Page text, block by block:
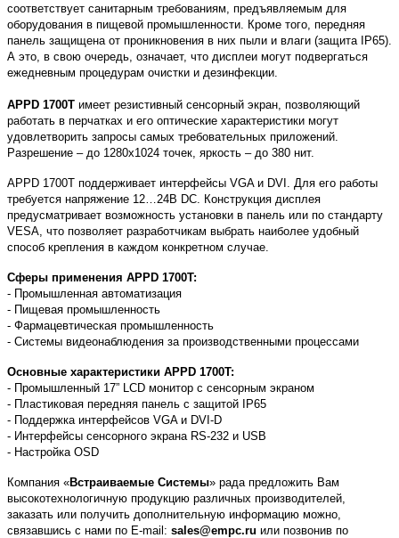
соответствует санитарным требованиям, предъявляемым для
оборудования в пищевой промышленности. Кроме того, передняя
панель защищена от проникновения в них пыли и влаги (защита IP65).
А это, в свою очередь, означает, что дисплеи могут подвергаться
ежедневным процедурам очистки и дезинфекции.
APPD 1700T имеет резистивный сенсорный экран, позволяющий
работать в перчатках и его оптические характеристики могут
удовлетворить запросы самых требовательных приложений.
Разрешение – до 1280x1024 точек, яркость – до 380 нит.
APPD 1700T поддерживает интерфейсы VGA и DVI. Для его работы
требуется напряжение 12…24В DC. Конструкция дисплея
предусматривает возможность установки в панель или по стандарту
VESA, что позволяет разработчикам выбрать наиболее удобный
способ крепления в каждом конкретном случае.
Сферы применения APPD 1700T:
- Промышленная автоматизация
- Пищевая промышленность
- Фармацевтическая промышленность
- Системы видеонаблюдения за производственными процессами
Основные характеристики APPD 1700T:
- Промышленный 17” LCD монитор с сенсорным экраном
- Пластиковая передняя панель с защитой IP65
- Поддержка интерфейсов VGA и DVI-D
- Интерфейсы сенсорного экрана RS-232 и USB
- Настройка OSD
Компания «Встраиваемые Системы» рада предложить Вам
высокотехнологичную продукцию различных производителей,
заказать или получить дополнительную информацию можно,
связавшись с нами по E-mail: sales@empc.ru или позвонив по